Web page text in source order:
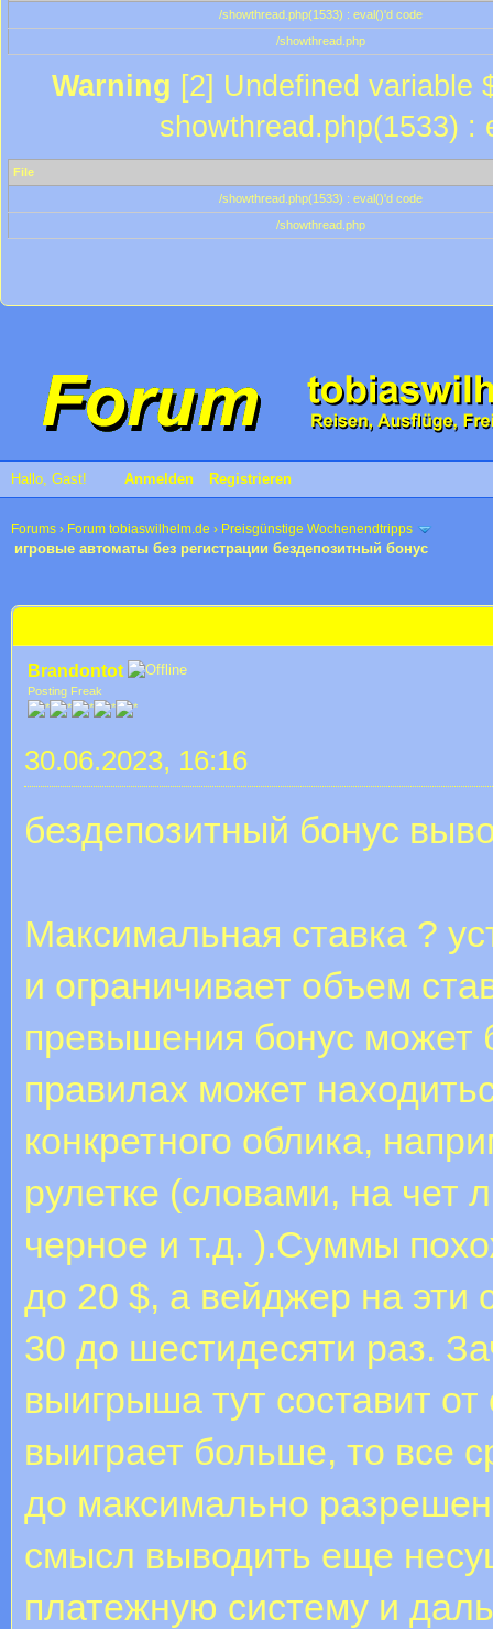
/showthread.php(1533) : eval()'d code
/showthread.php
Warning [2] Undefined variable
showthread.php(1533) :
File
/showthread.php(1533) : eval()'d code
/showthread.php
Hallo, Gast! Anmelden Registrieren
Forums › Forum tobiaswilhelm.de › Preisgünstige Wochenendtripps
игровые автоматы без регистрации бездепозитный бонус
Brandontot
Posting Freak
30.06.2023, 16:16
бездепозитный бонус
Максимальная ставка ?
и ограничивает объем
превышения бонус может
правилах может
конкретного облика,
рулетке (словами, на чет
черное и т.д. ).Суммы
до 20 $, а вейджер на эти
30 до шестидесяти раз.
выигрыша тут составит
выиграет больше, то все
до максимально
смысл выводить еще
платежную систему и